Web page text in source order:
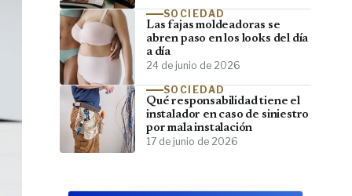
SOCIEDAD
Las fajas moldeadoras se
abren paso en los looks del día
a día
24 de junio de 2026
SOCIEDAD
Qué responsabilidad tiene el
instalador en caso de siniestro
por mala instalación
17 de junio de 2026